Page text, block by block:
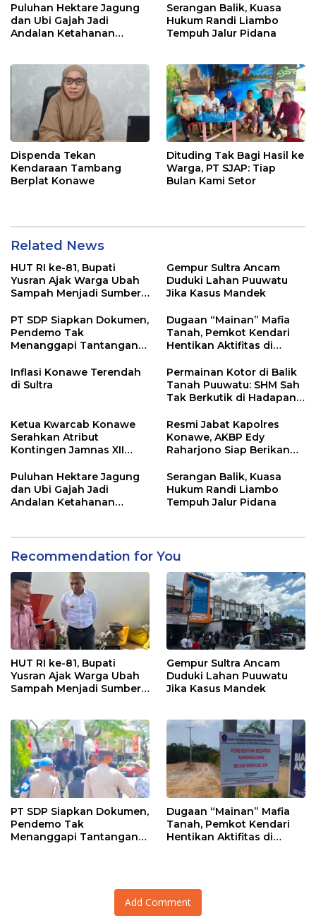
Puluhan Hektare Jagung
dan Ubi Gajah Jadi
Andalan Ketahanan
Serangan Balik, Kuasa
Hukum Randi Liambo
Tempuh Jalur Pidana
Dispenda Tekan
Kendaraan Tambang
Berplat Konawe
Dituding Tak Bagi Hasil ke
Warga, PT SJAP: Tiap
Bulan Kami Setor
Related News
HUT RI ke-81, Bupati
Yusran Ajak Warga Ubah
Sampah Menjadi Sumber
Gempur Sultra Ancam
Duduki Lahan Puuwatu
Jika Kasus Mandek
PT SDP Siapkan Dokumen,
Pendemo Tak
Menanggapi Tantangan
Dugaan “Mainan” Mafia
Tanah, Pemkot Kendari
Hentikan Aktifitas di
Inflasi Konawe Terendah
di Sultra
Permainan Kotor di Balik
Tanah Puuwatu: SHM Sah
Tak Berkutik di Hadapan
Ketua Kwarcab Konawe
Serahkan Atribut
Kontingen Jamnas XII
Resmi Jabat Kapolres
Konawe, AKBP Edy
Raharjono Siap Berikan
Puluhan Hektare Jagung
dan Ubi Gajah Jadi
Andalan Ketahanan
Serangan Balik, Kuasa
Hukum Randi Liambo
Tempuh Jalur Pidana
Recommendation for You
HUT RI ke-81, Bupati
Yusran Ajak Warga Ubah
Sampah Menjadi Sumber
Gempur Sultra Ancam
Duduki Lahan Puuwatu
Jika Kasus Mandek
PT SDP Siapkan Dokumen,
Pendemo Tak
Menanggapi Tantangan
Dugaan “Mainan” Mafia
Tanah, Pemkot Kendari
Hentikan Aktifitas di
Add Comment